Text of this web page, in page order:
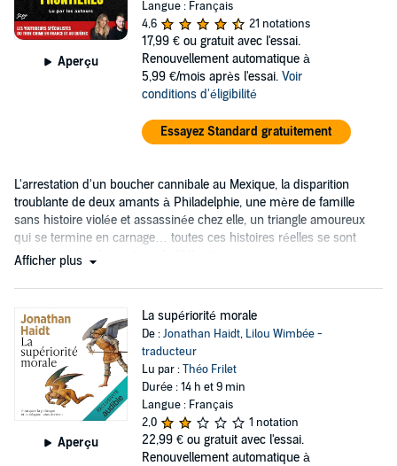
Aperçu
Langue : Français
4,6
21 notations
17,99 € ou gratuit avec l'essai.
Renouvellement automatique à
5,99 €/mois après l'essai. Voir
conditions d'éligibilité
Essayez Standard gratuitement
L'arrestation d'un boucher cannibale au Mexique, la disparition
troublante de deux amants à Philadelphie, une mère de famille
sans histoire violée et assassinée chez elle, un triangle amoureux
qui se termine en carnage… toutes ces histoires réelles se sont
déroulées des deux côtés de l'Atlantique et
Afficher plus
Aperçu
La supériorité morale
De :Jonathan Haidt, Lilou Wimbée -
traducteur
Lu par :Théo Frilet
Durée : 14 h et 9 min
Langue : Français
2,0
1 notation
22,99 € ou gratuit avec l'essai.
Renouvellement automatique à